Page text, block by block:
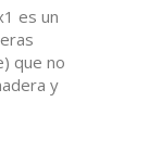
es un
que no
y